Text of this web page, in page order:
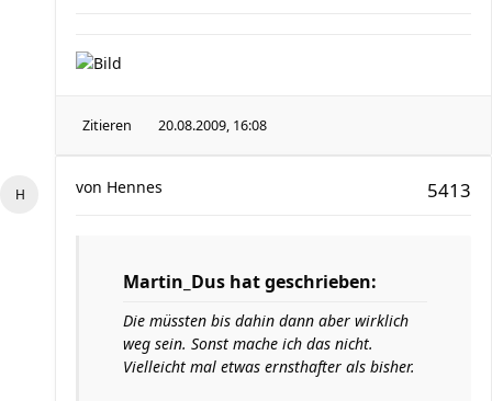
Zitieren 20.08.2009, 16:08
5413
von Hennes
Martin_Dus hat geschrieben:
Die müssten bis dahin dann aber wirklich
weg sein. Sonst mache ich das nicht.
Vielleicht mal etwas ernsthafter als bisher.